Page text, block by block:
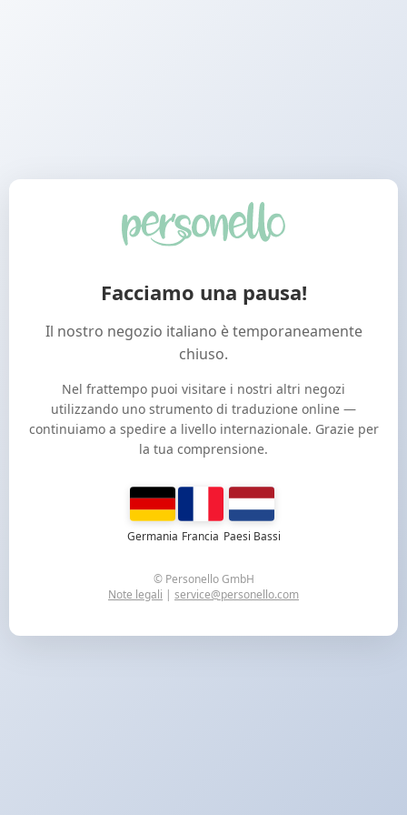
Facciamo una pausa!
Il nostro negozio italiano è temporaneamente
chiuso.
Nel frattempo puoi visitare i nostri altri negozi
utilizzando uno strumento di traduzione online —
continuiamo a spedire a livello internazionale. Grazie per
la tua comprensione.
Germania Francia Paesi Bassi
© Personello GmbH
Note legali | service@personello.com